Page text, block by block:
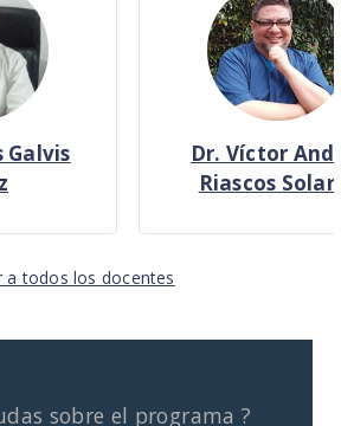
Galvis
Dr. Víctor
Riascos
a todos los docentes
sobre el programa ?